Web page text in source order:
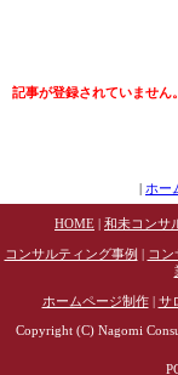
記事が登録されていません。
ホー
HOME 和未コンサ
コンサルティング事例 コ
ホームページ制作| サ
Copyright (C) Nagomi